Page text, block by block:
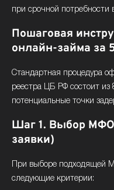
при срочной потребности
Пошаговая
онлайн-займа за
Стандартная процедура
реестра ЦБ РФ состоит
потенциальные точки
Шаг 1. Выбор МФО
заявки)
При выборе подходящей
следующие критерии: